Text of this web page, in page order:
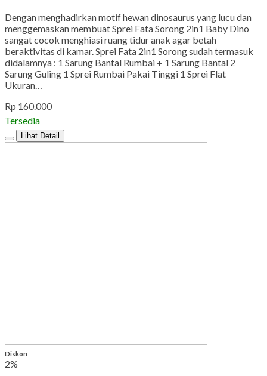
Dengan menghadirkan motif hewan dinosaurus yang lucu dan
menggemaskan membuat Sprei Fata Sorong 2in1 Baby Dino
sangat cocok menghiasi ruang tidur anak agar betah
beraktivitas di kamar. Sprei Fata 2in1 Sorong sudah termasuk
didalamnya : 1 Sarung Bantal Rumbai + 1 Sarung Bantal 2
Sarung Guling 1 Sprei Rumbai Pakai Tinggi 1 Sprei Flat
Ukuran…
Rp 160.000
Tersedia
Lihat Detail
Diskon
2%